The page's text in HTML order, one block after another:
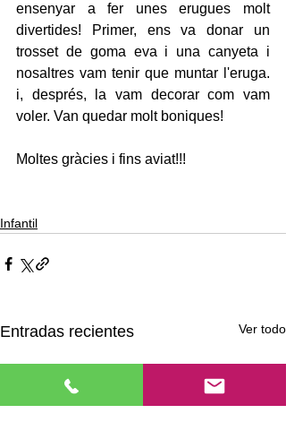
ensenyar a fer unes erugues molt
divertides! Primer, ens va donar un
trosset de goma eva i una canyeta i
nosaltres vam tenir que muntar l'eruga.
i, després, la vam decorar com vam
voler. Van quedar molt boniques!
Moltes gràcies i fins aviat!!!
Infantil
Entradas recientes Ver todo